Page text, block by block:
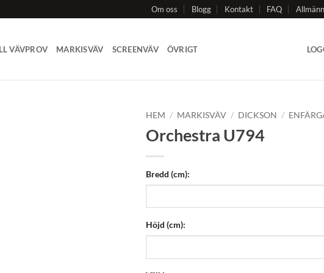
Om oss Blogg Kontakt FAQ
VÄVPROV MARKISVÄV SCREENVÄV ÖVRIGT
HEM / MARKISVÄV / DICKSON /
Orchestra U794
Bredd (cm):
Höjd (cm):